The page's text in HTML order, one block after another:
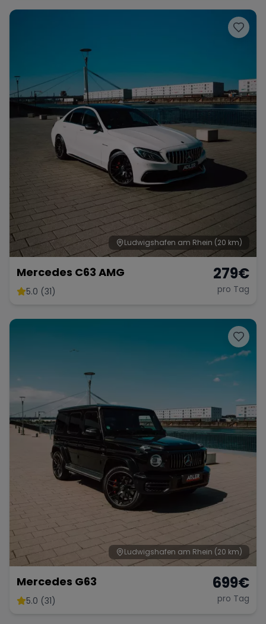
Ludwigshafen am Rhein (20 km)
Mercedes C63 AMG
5.0 (31)
279€
pro Tag
Ludwigshafen am Rhein (20 km)
Mercedes G63
5.0 (31)
699€
pro Tag